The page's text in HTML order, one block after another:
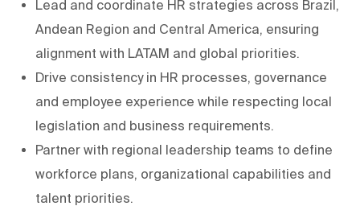
Lead and coordinate HR strategies across Brazil,
Andean Region and Central America, ensuring
alignment with LATAM and global priorities.
Drive consistency in HR processes, governance
and employee experience while respecting local
legislation and business requirements.
Partner with regional leadership teams to define
workforce plans, organizational capabilities and
talent priorities.